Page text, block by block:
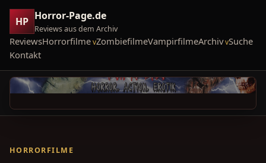
HP Horror-Page.de
Reviews aus dem Archiv
ReviewsHorrorfilme ZombiefilmeVampirfilmeArchiv Suche
Kontakt
HORRORFILME